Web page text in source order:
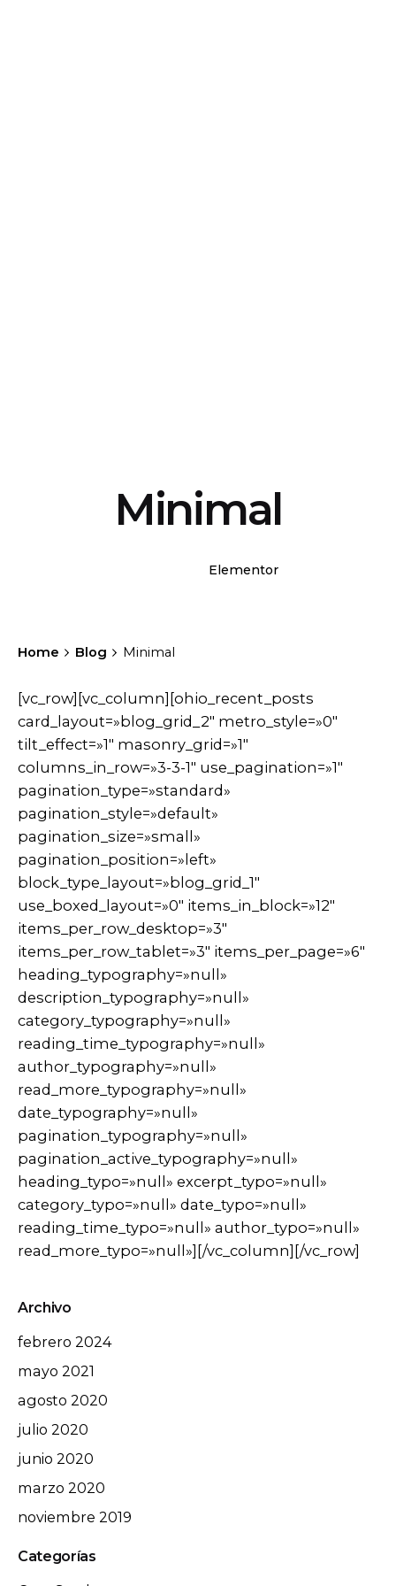
Minimal
Elementor
Home Blog Minimal
Archivo
febrero 2024
mayo 2021
agosto 2020
julio 2020
junio 2020
marzo 2020
noviembre 2019
Categorías
[vc_row][vc_column][ohio_recent_posts
card_layout=»blog_grid_2″ metro_style=»0″
tilt_effect=»1″ masonry_grid=»1″
columns_in_row=»3-3-1″ use_pagination=»1″
pagination_type=»standard»
pagination_style=»default»
pagination_size=»small»
pagination_position=»left»
block_type_layout=»blog_grid_1″
use_boxed_layout=»0″ items_in_block=»12″
items_per_row_desktop=»3″
items_per_row_tablet=»3″ items_per_page=»6″
heading_typography=»null»
description_typography=»null»
category_typography=»null»
reading_time_typography=»null»
author_typography=»null»
read_more_typography=»null»
date_typography=»null»
pagination_typography=»null»
pagination_active_typography=»null»
heading_typo=»null» excerpt_typo=»null»
category_typo=»null» date_typo=»null»
reading_time_typo=»null» author_typo=»null»
read_more_typo=»null»][/vc_column][/vc_row]